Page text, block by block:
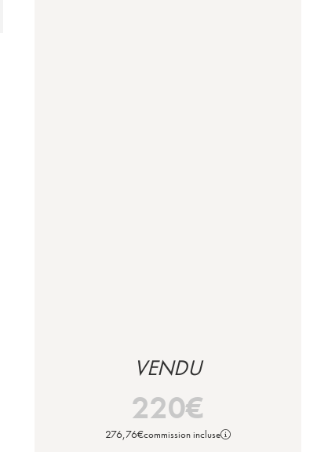
VENDU
220€
276,76€commission incluse